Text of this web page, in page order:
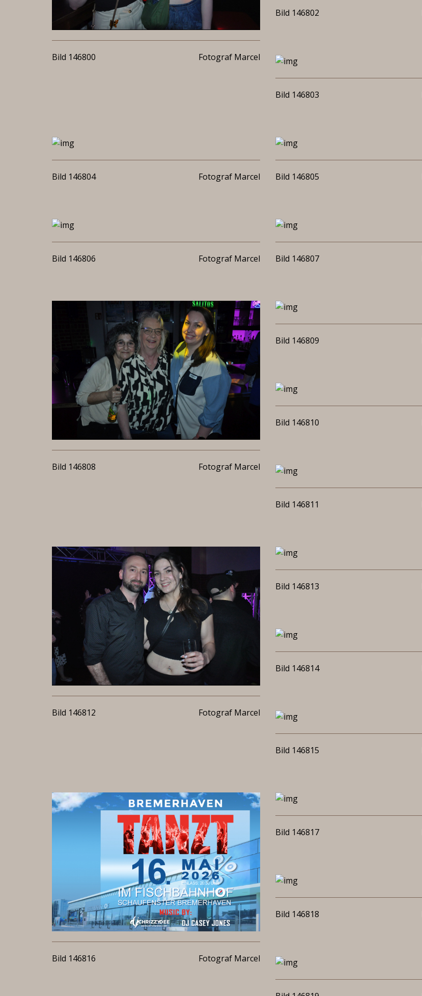
Bild 146800 Fotograf Marcel
Bild 146802
Bild 146803
Bild 146804 Fotograf Marcel Bild 146805
Bild 146806 Fotograf Marcel Bild 146807
Bild 146808 Fotograf Marcel
Bild 146809
Bild 146810
Bild 146811
Bild 146812 Fotograf Marcel
Bild 146813
Bild 146814
Bild 146815
Bild 146816 Fotograf Marcel
Bild 146817
Bild 146818